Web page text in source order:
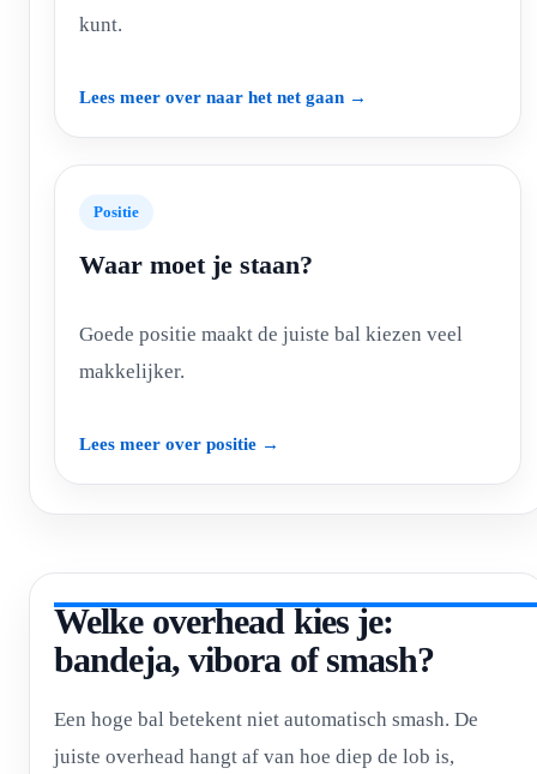
kunt.
Lees meer over naar het net gaan →
Positie
Waar moet je staan?
Goede positie maakt de juiste bal kiezen veel
makkelijker.
Lees meer over positie →
Welke overhead kies je:
bandeja, vibora of smash?
Een hoge bal betekent niet automatisch smash. De
juiste overhead hangt af van hoe diep de lob is,